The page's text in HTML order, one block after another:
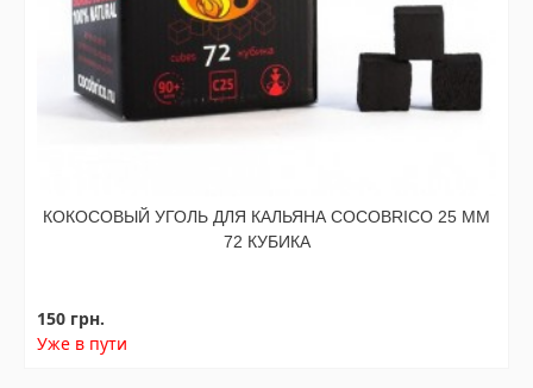
КОКОСОВЫЙ УГОЛЬ ДЛЯ КАЛЬЯНА COCOBRICO 25 ММ
72 КУБИКА
150 грн.
Уже в пути